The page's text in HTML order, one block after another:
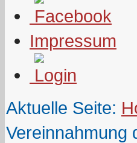
Impressum
Aktuelle Seite:
Vereinnahmung